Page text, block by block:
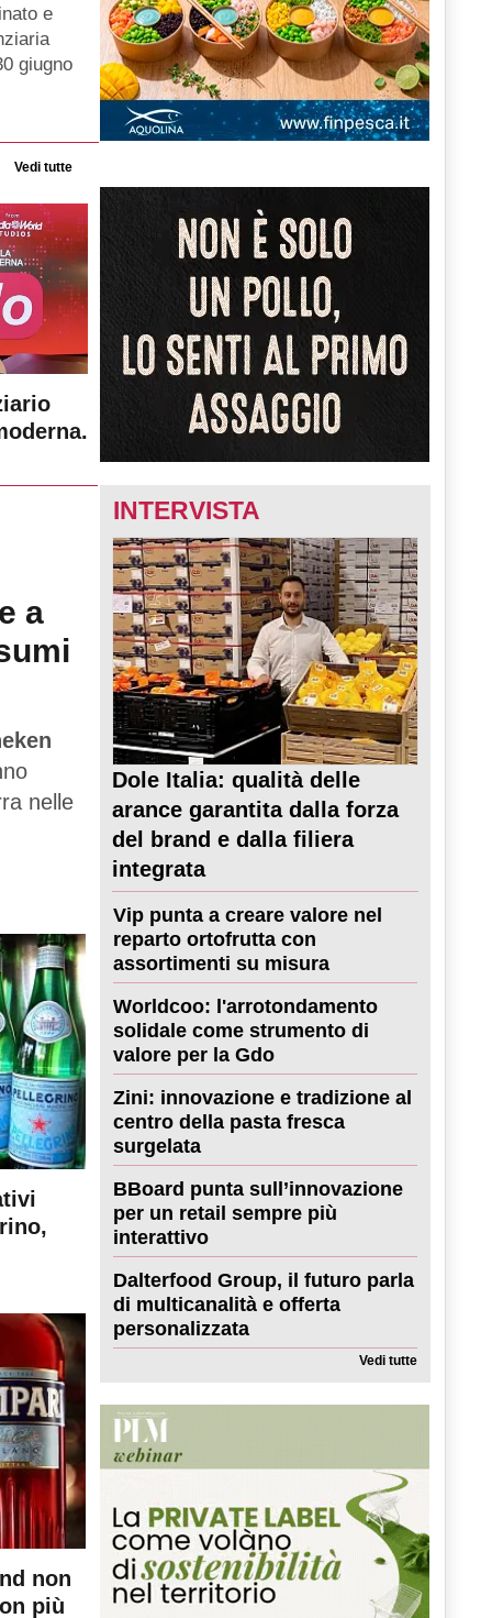
e
giugno
Vedi tutte
a
nelle
non
più
INTERVISTA
Dole Italia: qualità delle
arance garantita dalla forza
del brand e dalla filiera
integrata
Vip punta a creare valore nel
reparto ortofrutta con
assortimenti su misura
Worldcoo: l'arrotondamento
solidale come strumento di
valore per la Gdo
Zini: innovazione e tradizione al
centro della pasta fresca
surgelata
BBoard punta sull’innovazione
per un retail sempre più
interattivo
Dalterfood Group, il futuro parla
di multicanalità e offerta
personalizzata
Vedi tutte